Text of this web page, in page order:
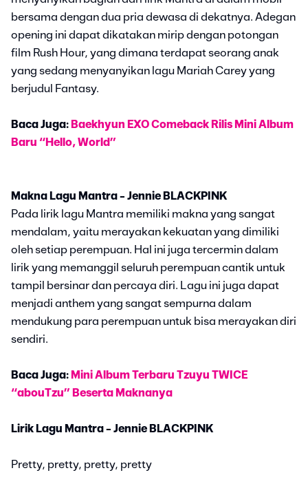
bersama dengan dua pria dewasa di dekatnya. Adegan
opening ini dapat dikatakan mirip dengan potongan
film Rush Hour, yang dimana terdapat seorang anak
yang sedang menyanyikan lagu Mariah Carey yang
berjudul Fantasy.
Baca Juga: Baekhyun EXO Comeback Rilis Mini Album
Baru “Hello, World”
Makna Lagu Mantra - Jennie BLACKPINK
Pada lirik lagu Mantra memiliki makna yang sangat
mendalam, yaitu merayakan kekuatan yang dimiliki
oleh setiap perempuan. Hal ini juga tercermin dalam
lirik yang memanggil seluruh perempuan cantik untuk
tampil bersinar dan percaya diri. Lagu ini juga dapat
menjadi anthem yang sangat sempurna dalam
mendukung para perempuan untuk bisa merayakan diri
sendiri.
Baca Juga: Mini Album Terbaru Tzuyu TWICE
“abouTzu” Beserta Maknanya
Lirik Lagu Mantra - Jennie BLACKPINK
Pretty, pretty, pretty, pretty